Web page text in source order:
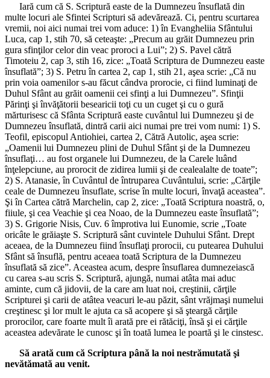
Iară cum că S. Scriptură easte de la Dumnezeu însuflată din
multe locuri ale Sfintei Scripturi să adevărează. Ci, pentru scurtarea
vremii, noi aici numai trei vom aduce: 1) în Evangheliia Sfântului
Luca, cap 1, stih 70, să ceteaşte: „Precum au grăit Dumnezeu prin
gura sfinţilor celor din veac proroci a Lui”; 2) S. Pavel cătră
Timoteiu 2, cap 3, stih 16, zice: „Toată Scriptura de Dumnezeu easte
însuflată”; 3) S. Petru în cartea 2, cap 1, stih 21, aşea scrie: „Că nu
prin voia oamenilor s-au făcut cândva prorocie, ci fiind luminaţi de
Duhul Sfânt au grăit oamenii cei sfinţi a lui Dumnezeu”. Sfinţii
Părinţi şi învăţătorii besearicii toţi cu un cuget şi cu o gură
mărturisesc că Sfânta Scriptură easte cuvântul lui Dumnezeu şi de
Dumnezeu însuflată, dintră carii aici numai pre trei vom numi: 1) S.
Teofil, episcopul Antiohiei, cartea 2, Cătră Autolic, aşea scrie:
„Oamenii lui Dumnezeu plini de Duhul Sfânt şi de la Dumnezeu
însuflaţi… au fost organele lui Dumnezeu, de la Carele luând
înţelepciune, au prorocit de zidirea lumii şi de cealealalte de toate”;
2) S. Atanasie, în Cuvântul de întruparea Cuvântului, scrie: „Cărţile
ceale de Dumnezeu însuflate, scrise în multe locuri, învaţă aceastea”.
Şi în Cartea cătră Marchelin, cap 2, zice: „Toată Scriptura noastră, o,
fiiule, şi cea Veachie şi cea Noao, de la Dumnezeu easte însuflată”;
3) S. Grigorie Nisis, Cuv. 6 împrotiva lui Eunomie, scrie „Toate
oricâte le grăiaşte S. Scriptură sânt cuvintele Duhului Sfânt. Drept
aceaea, de la Dumnezeu fiind însuflaţi prorocii, cu putearea Duhului
Sfânt să însuflă, pentru aceaea toată Scriptura de la Dumnezeu
însuflată să zice”. Aceastea acum, despre însuflarea dumnezeiască
cu carea s-au scris S. Scriptură, ajungă, numai atâta mai aduc
aminte, cum că jidovii, de la care am luat noi, creştinii, cărţile
Scripturei şi carii de atâtea veacuri le-au păzit, sânt vrăjmaşi numelui
creştinesc şi lor mult le ajuta ca să acopere şi să şteargă cărţile
prorocilor, care foarte mult îi arată pre ei rătăciţi, însă şi ei cărţile
aceastea adevărate le cunosc şi în toată lumea le poartă şi le cinstesc.
Să arată cum că Scriptura până la noi nestrămutată şi
nevătămată au venit.